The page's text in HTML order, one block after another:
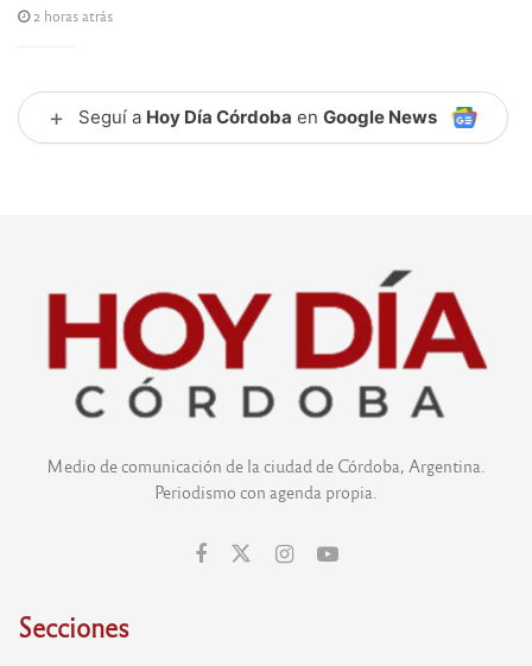
2 horas atrás
+ Seguí a Hoy Día Córdoba en Google News
Medio de comunicación de la ciudad de Córdoba, Argentina.
Periodismo con agenda propia.
Secciones